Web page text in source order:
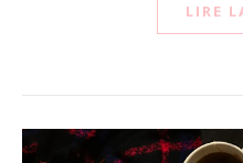
LIRE